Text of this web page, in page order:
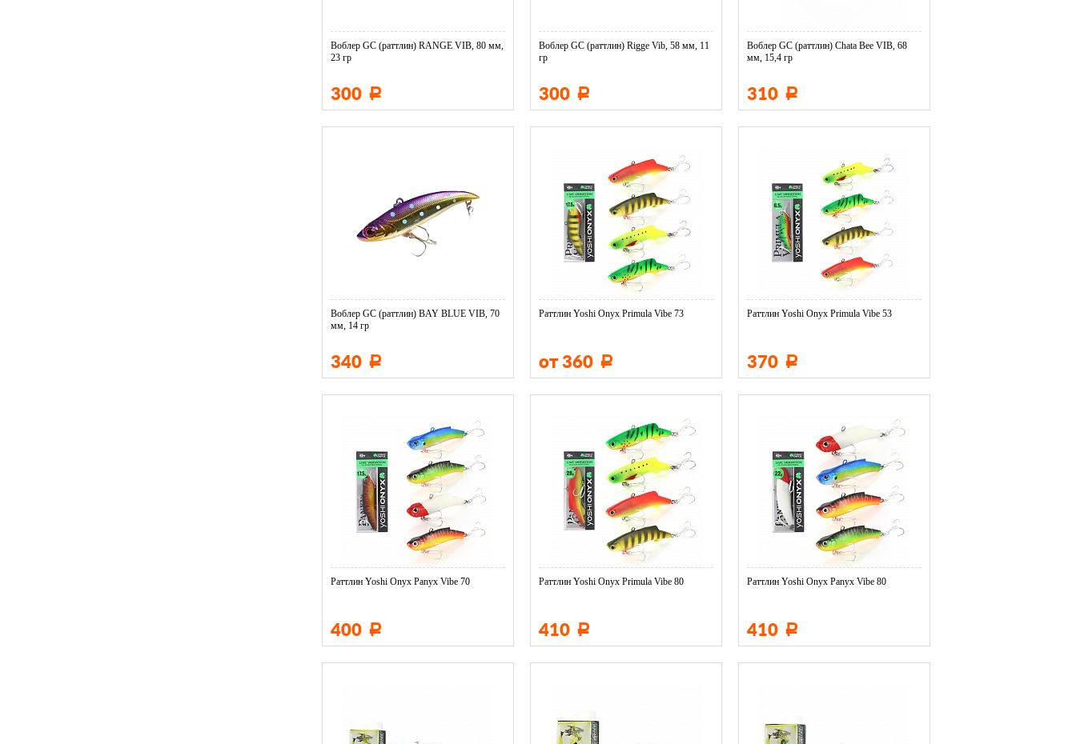
Воблер GC (раттлин) RANGE VIB, 80 мм,
23 гр
300 Р
Воблер GC (раттлин) Rigge Vib, 58 мм, 11
гр
300 Р
Воблер GC (раттлин) Chata Bee VIB, 68
мм, 15,4 гр
310 Р
Воблер GC (раттлин) BAY BLUE VIB, 70
мм, 14 гр
340 Р
Раттлин Yoshi Onyx Primula Vibe 73
от 360 Р
Раттлин Yoshi Onyx Primula Vibe 53
370 Р
Раттлин Yoshi Onyx Panyx Vibe 70
400 Р
Раттлин Yoshi Onyx Primula Vibe 80
410 Р
Раттлин Yoshi Onyx Panyx Vibe 80
410 Р